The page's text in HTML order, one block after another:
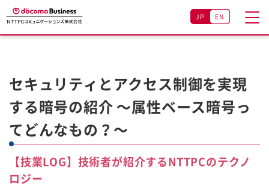
JP EN
セキュリティとアクセス制御を実現
する暗号の紹介 ～属性ベース暗号っ
てどんなもの？～
【技業LOG】技術者が紹介するNTTPCのテクノ
ロジー